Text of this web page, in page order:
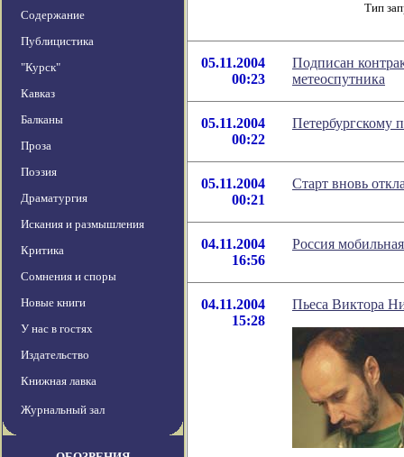
Содержание
Публицистика
"Курск"
Кавказ
Балканы
Проза
Поэзия
Драматургия
Искания и размышления
Критика
Сомнения и споры
Новые книги
У нас в гостях
Издательство
Книжная лавка
Журнальный зал
Тип
05.11.2004
00:23
Подписан
метеоспутника
05.11.2004
00:22
Петербургскому
05.11.2004
00:21
Старт вновь
04.11.2004
16:56
Россия мобильная
04.11.2004
15:28
Пьеса Виктора